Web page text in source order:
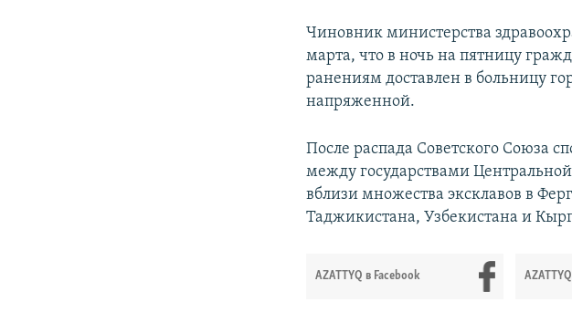
Чиновник министерства
марта, что в ночь на пятницу
ранениям доставлен в больницу
напряженной.
После распада Советского Союза
между государствами
вблизи множества эксклавов в
Таджикистана, Узбекистана и
AZATTYQ в Facebook